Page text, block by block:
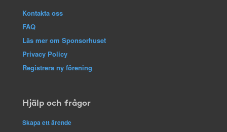
Kontakta oss
FAQ
Läs mer om Sponsorhuset
Privacy Policy
Registrera ny förening
Hjälp och frågor
Skapa ett ärende